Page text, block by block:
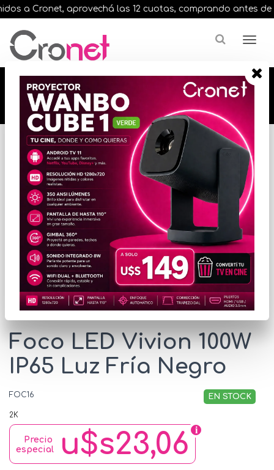
a Cronet, aprovechá las 12 cuotas, comprando antes de
🔥🔥🔥 12 cuotas, en todos nuestros artículos,
comprando antes de las 13 hrs. envíos en el
día 🔥🔥🔥
Inicio
VARIOS INFORMATICA
ACCESORIOS VARIOS
* Las imágenes se exhiben con fines ilustrativos.
Foco LED Vivion 100W
IP65 Luz Fría Negro
FOC16 EN STOCK
2K
u$s23,06
Precio
especial